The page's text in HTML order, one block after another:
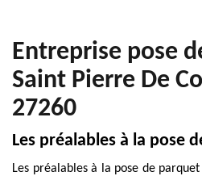
Entreprise pose
Saint Pierre De
27260
Les préalables à la pose
Les préalables à la pose de